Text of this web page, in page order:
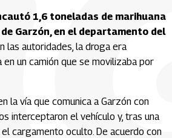
1,6 toneladas de marihuana
Garzón, en el departamento del
las autoridades, la droga era
un camión que se movilizaba por
la vía que comunica a Garzón con
interceptaron el vehículo y, tras una
cargamento oculto. De acuerdo con